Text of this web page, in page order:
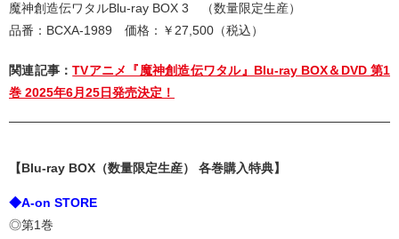
魔神創造伝ワタルBlu-ray BOX 3 （数量限定生産）
品番：BCXA-1989 価格：￥27,500（税込）
関連記事：TVアニメ『魔神創造伝ワタル』Blu-ray BOX＆DVD 第1
巻 2025年6月25日発売決定！
【Blu-ray BOX（数量限定生産） 各巻購入特典】
◆A-on STORE
◎第1巻